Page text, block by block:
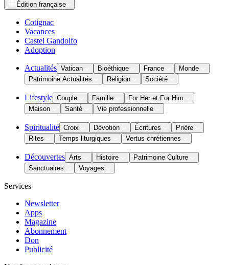
Édition française
Cotignac
Vacances
Castel Gandolfo
Adoption
Actualités Vatican Bioéthique France
Monde
Patrimoine Actualités
Religion Société
Lifestyle Couple Famille
For Her et For Him
Maison
Santé Vie professionnelle
Spiritualité Croix Dévotion Écritures
Prière
Rites
Temps liturgiques Vertus chrétiennes
Découvertes Arts Histoire
Patrimoine Culture
Sanctuaires
Voyages
Services
Newsletter
Apps
Magazine
Abonnement
Don
Publicité